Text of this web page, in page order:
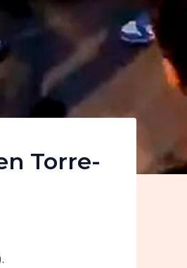
Torre-